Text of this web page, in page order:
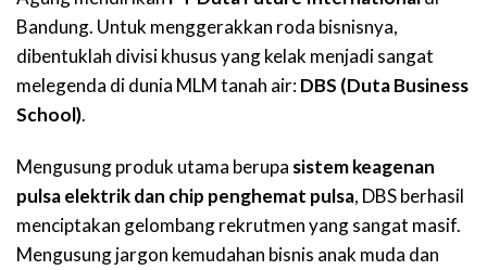
Bandung. Untuk menggerakkan roda bisnisnya,
dibentuklah divisi khusus yang kelak menjadi sangat
melegenda di dunia MLM tanah air:DBS (Duta Business
School).
Mengusung produk utama berupa sistem keagenan
pulsa elektrik dan chip penghemat pulsa, DBS berhasil
menciptakan gelombang rekrutmen yang sangat masif.
Mengusung jargon kemudahan bisnis anak muda dan